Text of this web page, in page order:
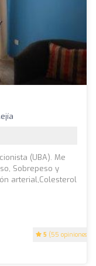
5 (55 opiniones)
(UBA). Me
Sobrepeso y
arterial,Colesterol